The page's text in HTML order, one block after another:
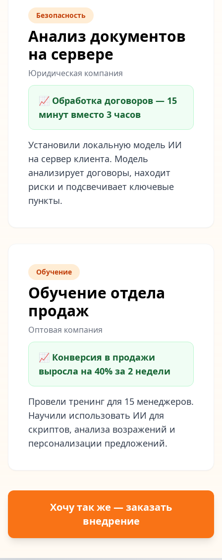
Безопасность
Анализ документов
на сервере
Юридическая компания
📈 Обработка договоров — 15
минут вместо 3 часов
Установили локальную модель ИИ
на сервер клиента. Модель
анализирует договоры, находит
риски и подсвечивает ключевые
пункты.
Обучение
Обучение отдела
продаж
Оптовая компания
📈 Конверсия в продажи
выросла на 40% за 2 недели
Провели тренинг для 15 менеджеров.
Научили использовать ИИ для
скриптов, анализа возражений и
персонализации предложений.
Хочу так же — заказать
внедрение